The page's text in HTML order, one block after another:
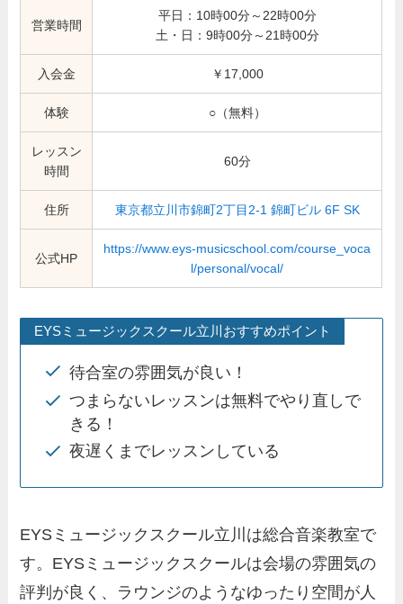
営業時間
平日：10時00分～22時00分
土・日：9時00分～21時00分
入会金 ￥17,000
体験 ○（無料）
レッスン
時間
60分
住所 東京都立川市錦町2丁目2-1 錦町ビル 6F SK
公式HP
https://www.eys-musicschool.com/course_voca
l/personal/vocal/
EYSミュージックスクール立川おすすめポイント
待合室の雰囲気が良い！
つまらないレッスンは無料でやり直しで
きる！
夜遅くまでレッスンしている
EYSミュージックスクール立川は総合音楽教室で
す。EYSミュージックスクールは会場の雰囲気の
評判が良く、ラウンジのようなゆったり空間が人